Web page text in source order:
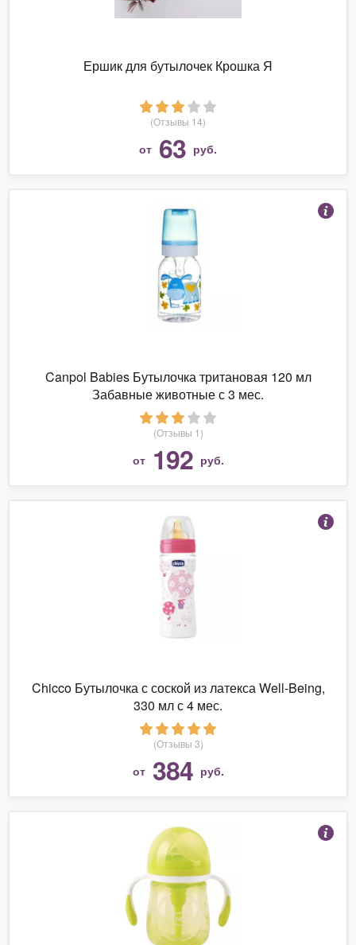
Ершик для бутылочек Крошка Я
(Отзывы 14)
от 63 руб.
Canpol Babies Бутылочка тритановая 120 мл
Забавные животные с 3 мес.
(Отзывы 1)
от 192 руб.
Chicco Бутылочка с соской из латекса Well-Being,
330 мл с 4 мес.
(Отзывы 3)
от 384 руб.